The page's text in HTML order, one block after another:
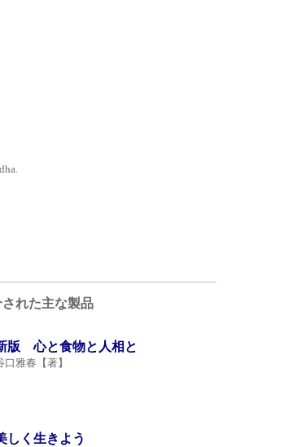
された主な製品
版 心と食物と人相と
口雅春【著】
しく生きよう